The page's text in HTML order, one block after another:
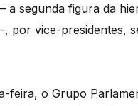
a segunda figura da
, por vice-presidentes,
feira, o Grupo